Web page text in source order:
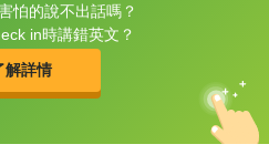
怕的說不出話嗎？
in時講錯英文？
解詳情
片尾有
不背
牌故事